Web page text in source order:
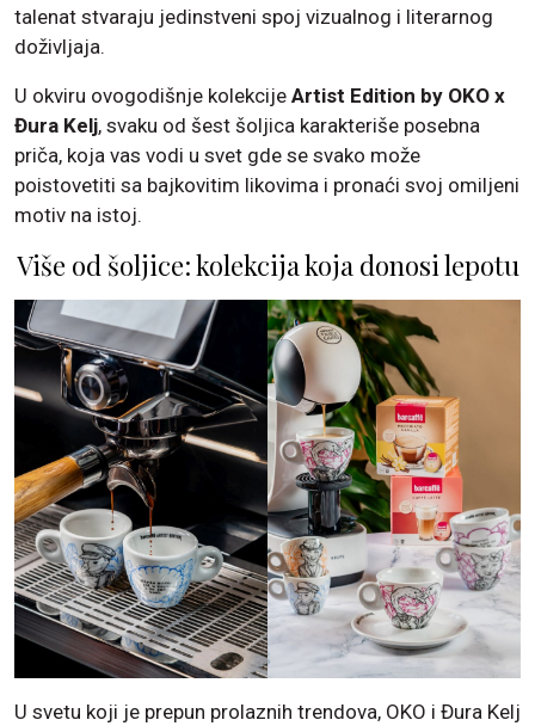
talenat stvaraju jedinstveni spoj vizualnog i literarnog
doživljaja.
U okviru ovogodišnje kolekcije Artist Edition by OKO x
Đura Kelj, svaku od šest šoljica karakteriše posebna
priča, koja vas vodi u svet gde se svako može
poistovetiti sa bajkovitim likovima i pronaći svoj omiljeni
motiv na istoj.
Više od šoljice: kolekcija koja donosi lepotu
U svetu koji je prepun prolaznih trendova, OKO i Đura Kelj